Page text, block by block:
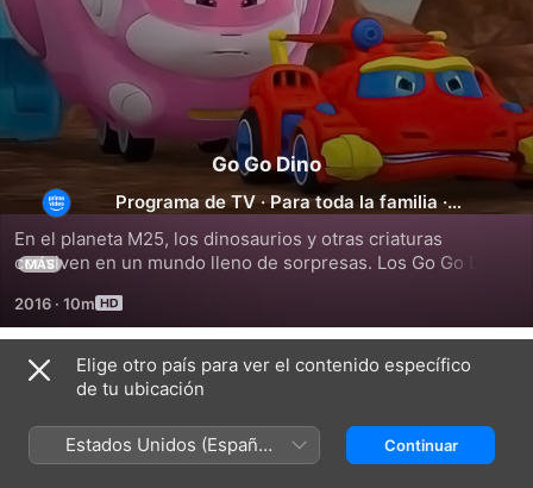
Go Go Dino
Programa de TV ·Para toda la familia ·
En el planeta M25, los dinosaurios y otras criaturas
conviven en un mundo lleno de sorpresas. Los Go Go Dinos
siempre están listos para ayudar a sus amigos cuando más
los necesitan.
MÁS
2016 · 10m
Temporada 1
Elige otro país para ver el contenido específico
de tu ubicación
Estados Unidos (Español
México)
Continuar